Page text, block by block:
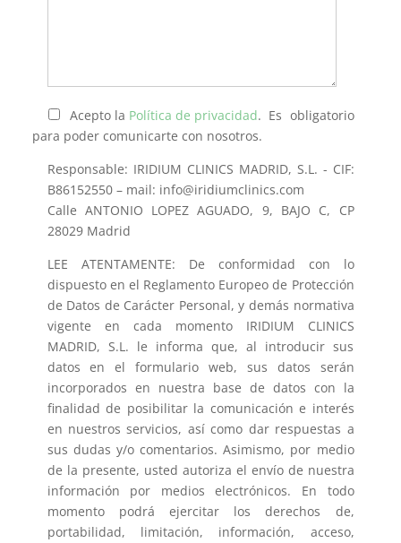
Acepto la Política de privacidad. Es obligatorio
para poder comunicarte con nosotros.
Responsable: IRIDIUM CLINICS MADRID, S.L. - CIF:
B86152550 – mail: info@iridiumclinics.com
Calle ANTONIO LOPEZ AGUADO, 9, BAJO C, CP
28029 Madrid
LEE ATENTAMENTE: De conformidad con lo
dispuesto en el Reglamento Europeo de Protección
de Datos de Carácter Personal, y demás normativa
vigente en cada momento IRIDIUM CLINICS
MADRID, S.L. le informa que, al introducir sus
datos en el formulario web, sus datos serán
incorporados en nuestra base de datos con la
finalidad de posibilitar la comunicación e interés
en nuestros servicios, así como dar respuestas a
sus dudas y/o comentarios. Asimismo, por medio
de la presente, usted autoriza el envío de nuestra
información por medios electrónicos. En todo
momento podrá ejercitar los derechos de,
portabilidad, limitación, información, acceso,